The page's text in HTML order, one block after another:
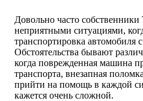
Довольно часто
неприятными ситуациями,
транспортировка автомобиля
Обстоятельства бывают
когда поврежденная машина
транспорта, внезапная
прийти на помощь в каждой
кажется очень сложной.